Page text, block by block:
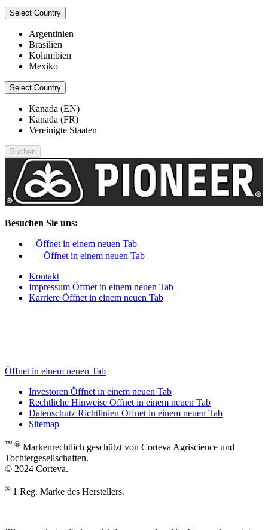
Select Country
Argentinien
Brasilien
Kolumbien
Mexiko
Select Country
Kanada (EN)
Kanada (FR)
Vereinigte Staaten
Suchen
Besuchen Sie uns:
Öffnet in einem neuen Tab
Öffnet in einem neuen Tab
Kontakt
Impressum Öffnet in einem neuen Tab
Karriere Öffnet in einem neuen Tab
Öffnet in einem neuen Tab
Investoren Öffnet in einem neuen Tab
Rechtliche Hinweise Öffnet in einem neuen Tab
Datenschutz Richtlinien Öffnet in einem neuen Tab
Sitemap
™ ® Markenrechtlich geschützt von Corteva Agriscience und
Tochtergesellschaften.
© 2024 Corteva.
® 1 Reg. Marke des Herstellers.